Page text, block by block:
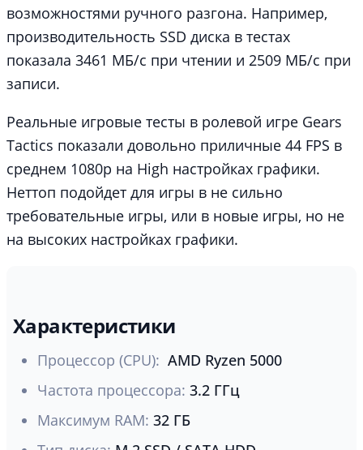
возможностями ручного разгона. Например,
производительность SSD диска в тестах
показала 3461 МБ/с при чтении и 2509 МБ/с при
записи.
Реальные игровые тесты в ролевой игре Gears
Tactics показали довольно приличные 44 FPS в
среднем 1080p на High настройках графики.
Неттоп подойдет для игры в не сильно
требовательные игры, или в новые игры, но не
на высоких настройках графики.
Характеристики
Процессор (CPU): AMD Ryzen 5000
Частота процессора: 3.2 ГГц
Максимум RAM: 32 ГБ